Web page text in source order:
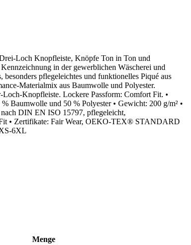
Loch Knopfleiste, Knöpfe Ton in Ton und
in der gewerblichen Wäscherei und
besonders pflegeleichtes und funktionelles Piqué aus
Materialmix aus Baumwolle und Polyester.
Knopfleiste. Lockere Passform: Comfort Fit. •
und 50 % Polyester • Gewicht: 200 g/m² •
DIN EN ISO 15797, pflegeleicht,
• Zertifikate: Fair Wear, OEKO-TEX® STANDARD
6XL
Menge